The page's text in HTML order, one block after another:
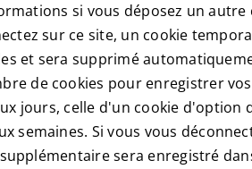
si vous déposez un
sur ce site, un cookie
et sera supprimé
de cookies pour enregistrer
jours, celle d'un cookie d'option
semaines. Si vous vous
sera enregistré